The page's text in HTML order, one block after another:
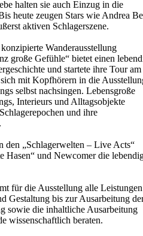
halten sie auch Einzug in die
heute zeugen Stars wie Andrea
aktiven Schlagerszene.
Wanderausstellung
große Gefühle“ bietet einen
und startete ihre Tour am
mit Kopfhörern in die
selbst nachsingen. Lebensgroße
Interieurs und Alltagsobjekte
und ihre
den „Schlagerwelten – Live Acts“
Hasen“ und Newcomer die
für die Ausstellung alle
Gestaltung bis zur Ausarbeitung
sowie die inhaltliche Ausarbeitung
wissenschaftlich beraten.